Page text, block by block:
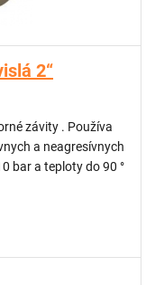
2“
závity . Používa
a neagresívnych
do 90 °